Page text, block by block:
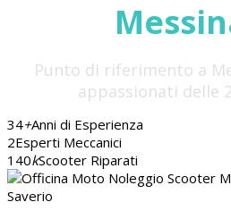
Punto di riferimento a
appassionati delle
34+Anni di Esperienza
2Esperti Meccanici
140kScooter Riparati